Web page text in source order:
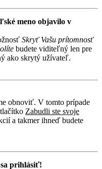
meno objavilo v
Skryť Vašu prítomnosť
budete viditeľný len pre
ako skrytý užívateľ.
obnoviť. V tomto prípade
Zabudli ste svoje
a takmer ihneď budete
sa prihlásiť!